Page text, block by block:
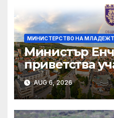
МИНИСТЕРСТВО НА
Министър
приветства
Световното
гребане до 19
Пловдив
AUG 6, 2026